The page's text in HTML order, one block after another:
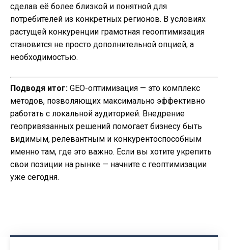
сделав её более близкой и понятной для
потребителей из конкретных регионов. В условиях
растущей конкуренции грамотная геооптимизация
становится не просто дополнительной опцией, а
необходимостью.
Подводя итог: GEO-оптимизация — это комплекс
методов, позволяющих максимально эффективно
работать с локальной аудиторией. Внедрение
геопривязанных решений помогает бизнесу быть
видимым, релевантным и конкурентоспособным
именно там, где это важно. Если вы хотите укрепить
свои позиции на рынке — начните с геоптимизации
уже сегодня.